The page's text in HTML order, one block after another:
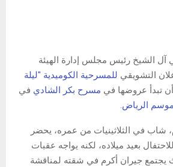
الشيخ رئيس مجلس إدارة الهيئة
التشويقي للمسرحية الكوميدية "ليلة
تبدأ عروضها في مسرح بكر الشادي في
موسم الرياض.
شاب في الثلاثينيات من عمره، يحضر
بعيد ميلاده، لكنه يواجه عقبات
جيران أكرم في شقته لمناقشة